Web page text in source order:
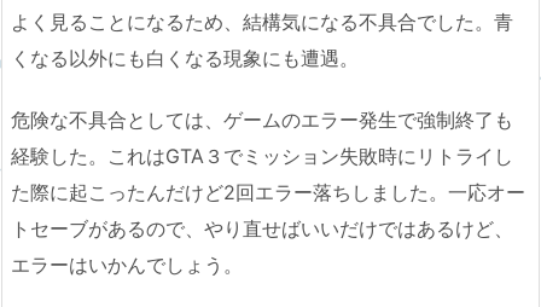
よく見ることになるため、結構気になる不具合でした。青
くなる以外にも白くなる現象にも遭遇。
危険な不具合としては、ゲームのエラー発生で強制終了も
経験した。これはGTA３でミッション失敗時にリトライし
た際に起こったんだけど2回エラー落ちしました。一応オー
トセーブがあるので、やり直せばいいだけではあるけど、
エラーはいかんでしょう。